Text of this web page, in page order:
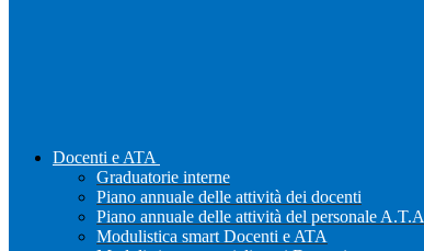
Docenti e ATA
Graduatorie interne
Piano annuale delle attività dei docenti
Piano annuale delle attività del personale A.T.A
Modulistica smart Docenti e ATA